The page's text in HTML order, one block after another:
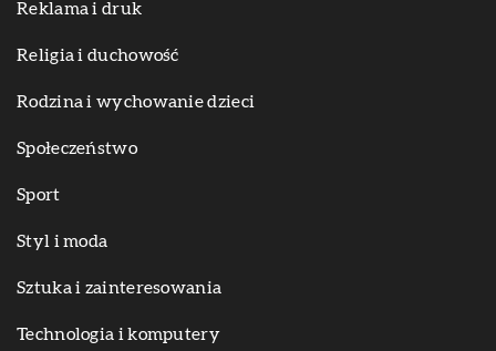
Reklama i druk
Religia i duchowość
Rodzina i wychowanie dzieci
Społeczeństwo
Sport
Styl i moda
Sztuka i zainteresowania
Technologia i komputery